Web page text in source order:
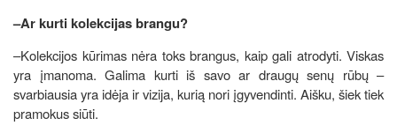
–Ar kurti kolekcijas brangu?
–Kolekcijos kūrimas nėra toks brangus, kaip gali atrodyti. Viskas
yra įmanoma. Galima kurti iš savo ar draugų senų rūbų –
svarbiausia yra idėja ir vizija, kurią nori įgyvendinti. Aišku, šiek tiek
pramokus siūti.